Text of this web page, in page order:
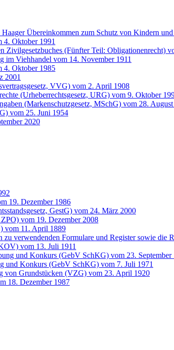
Übereinkommen zum Schutz von Kindern
4. Oktober 1991
Zivilgesetzbuches (Fünfter Teil: Obligationenrecht)
im Viehhandel vom 14. November 1911
4. Oktober 1985
2001
VVG) vom 2. April 1908
(Urheberrechtsgesetz, URG) vom 9. Oktober
(Markenschutzgesetz, MSchG) vom 28.
vom 25. Juni 1954
2020
19. Dezember 1986
GestG) vom 24. März 2000
vom 19. Dezember 2008
vom 11. April 1889
verwendenden Formulare und Register sowie die
vom 13. Juli 1911
und Konkurs (GebV SchKG) vom 23. September
und Konkurs (GebV SchKG) vom 7. Juli 1971
von Grundstücken (VZG) vom 23. April 1920
18. Dezember 1987